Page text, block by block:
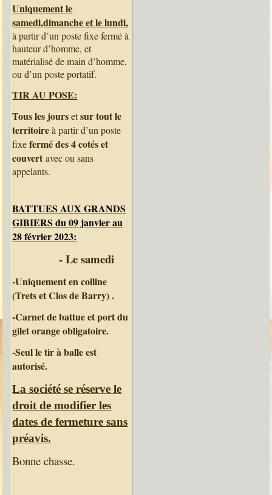
Uniquement le
samedi,dimanche et le lundi,
à partir d’un poste fixe fermé à
hauteur d’homme, et
matérialisé de main d’homme,
ou d’un poste portatif.
TIR AU POSE:
Tous les joursetsur tout le
territoireà partir d’un poste
fixefermé des 4 cotés et
couvertavec ou sans
appelants.
BATTUES AUX GRANDS
GIBIERS du 09 janvier au
28 février 2023:
- Le samedi
-Uniquement en colline
(Trets et Clos de Barry) .
-Carnet de battue et port du
gilet orange obligatoire.
-Seul le tir à balle est
autorisé.
La société se réserve le
droit de modifier les
dates de fermeture sans
préavis.
Bonne chasse.